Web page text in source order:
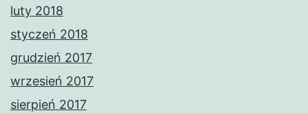
luty 2018
styczeń 2018
grudzień 2017
wrzesień 2017
sierpień 2017